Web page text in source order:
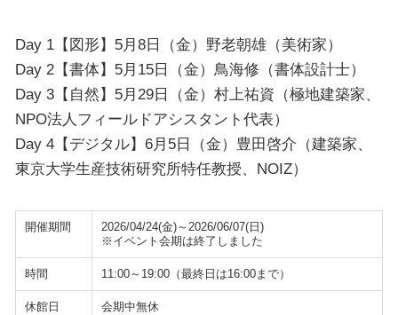
Day 1【図形】5月8日（金）野老朝雄（美術家）
Day 2【書体】5月15日（金）鳥海修（書体設計士）
Day 3【自然】5月29日（金）村上祐資（極地建築家、
NPO法人フィールドアシスタント代表）
Day 4【デジタル】6月5日（金）豊田啓介（建築家、
東京大学生産技術研究所特任教授、NOIZ）
開催期間
2026/04/24(金)～2026/06/07(日)
※イベント会期は終了しました
時間 11:00～19:00（最終日は16:00まで）
休館日 会期中無休